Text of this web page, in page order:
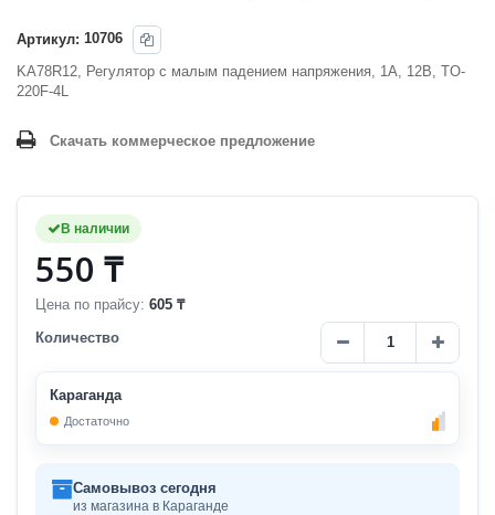
Артикул: 10706
KA78R12, Регулятор с малым падением напряжения, 1А, 12В, TO-
220F-4L
Скачать коммерческое предложение
В наличии
550 ₸
Цена по прайсу: 605 ₸
Количество
Караганда
Достаточно
Самовывоз сегодня
из магазина в Караганде